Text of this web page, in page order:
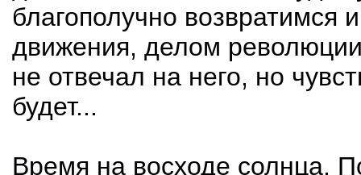
благополучно
движения, делом
не отвечал на него, но
будет...
Время на восходе солнца.